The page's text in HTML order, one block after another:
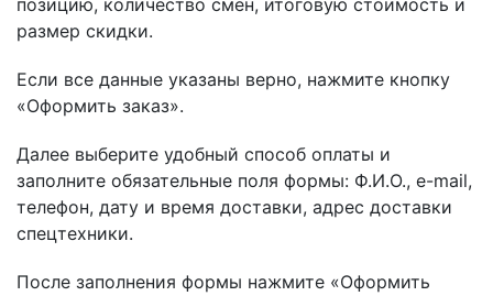
позицию, количество смен, итоговую стоимость и
размер скидки.
Если все данные указаны верно, нажмите кнопку
«Оформить заказ».
Далее выберите удобный способ оплаты и
заполните обязательные поля формы: Ф.И.О., e-mail,
телефон, дату и время доставки, адрес доставки
спецтехники.
После заполнения формы нажмите «Оформить